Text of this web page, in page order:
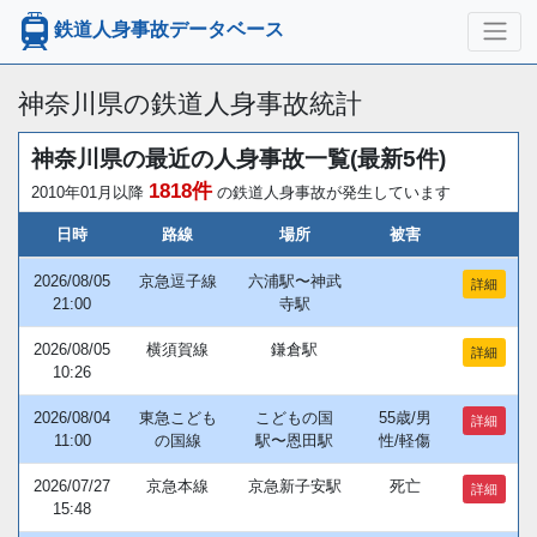
鉄道人身事故データベース
神奈川県の鉄道人身事故統計
神奈川県の最近の人身事故一覧(最新5件)
2010年01月以降 1818件の鉄道人身事故が発生しています
日時 路線 場所 被害
2026/08/05
21:00
京急逗子線
六浦駅〜神武
寺駅
詳細
2026/08/05
10:26
横須賀線 鎌倉駅 詳細
2026/08/04
11:00
東急こども
の国線
こどもの国
駅〜恩田駅
55歳/男
性/軽傷
詳細
2026/07/27
15:48
京急本線 京急新子安駅 死亡 詳細